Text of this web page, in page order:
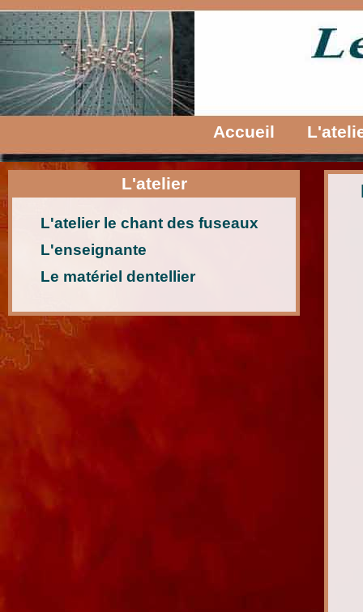
Accueil
L'atelier
L'atelier le chant des fuseaux
L'enseignante
Le matériel dentellier